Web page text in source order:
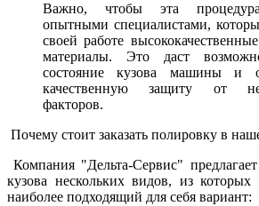
Важно, чтобы эта
опытными специалистами,
своей работе
материалы. Это даст
состояние кузова машины и
качественную защиту от
факторов.
Почему стоит заказать полировку в
Компания "Дельта-Сервис"
кузова нескольких видов, из
наиболее подходящий для себя вариант: